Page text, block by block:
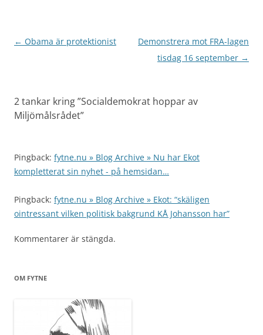
Inläggsnavigering
← Obama är protektionist
Demonstrera mot FRA-lagen
tisdag 16 september →
2 tankar kring ”Socialdemokrat hoppar av
Miljömålsrådet”
Pingback: fytne.nu » Blog Archive » Nu har Ekot
kompletterat sin nyhet - på hemsidan…
Pingback: fytne.nu » Blog Archive » Ekot: “skäligen
ointressant vilken politisk bakgrund KÅ Johansson har”
Kommentarer är stängda.
OM FYTNE